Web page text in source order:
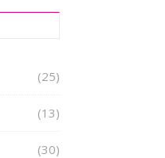
(25)
(13)
(30)